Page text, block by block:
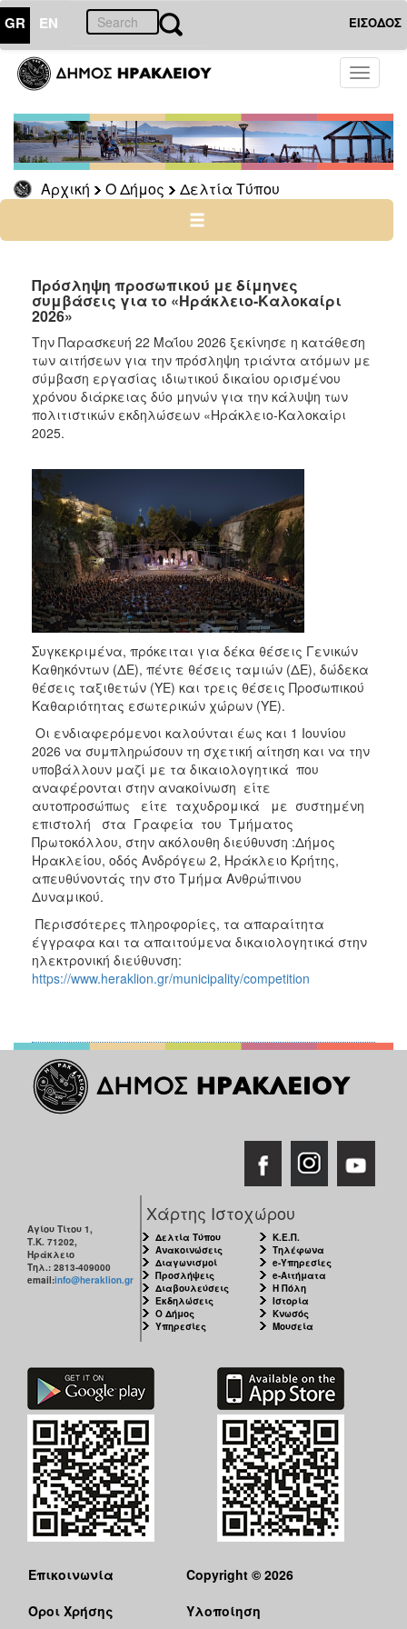
GR EN ΕΙΣΟΔΟΣ
Toggle
Αρχική Ο Δήμος Δελτία Τύπου
ΔΗΜΟΣ
Δελτία
Τύπου
Αρχείο
ΠΟΛΙΤΙΣΜΟΣ
ΑΝΘΕΚΤΙΚΗ
ΠΟΛΗ
Πρόσληψη προσωπικού με δίμηνες
συμβάσεις για το «Ηράκλειο-Καλοκαίρι
2026»
Την Παρασκευή 22 Μαΐου 2026 ξεκίνησε η κατάθεση
των αιτήσεων για την πρόσληψη τριάντα ατόμων με
σύμβαση εργασίας ιδιωτικού δικαίου ορισμένου
χρόνου διάρκειας δύο μηνών για την κάλυψη των
πολιτιστικών εκδηλώσεων «Ηράκλειο-Καλοκαίρι
2025.
Συγκεκριμένα, πρόκειται για δέκα θέσεις Γενικών
Καθηκόντων (ΔΕ), πέντε θέσεις ταμιών (ΔΕ), δώδεκα
θέσεις ταξιθετών (ΥΕ) και τρεις θέσεις Προσωπικού
Καθαριότητας εσωτερικών χώρων (ΥΕ).
Οι ενδιαφερόμενοι καλούνται έως και 1 Ιουνίου
2026 να συμπληρώσουν τη σχετική αίτηση και να την
υποβάλλουν μαζί με τα δικαιολογητικά που
αναφέρονται στην ανακοίνωση είτε
αυτοπροσώπως είτε ταχυδρομικά με συστημένη
επιστολή στα Γραφεία του Τμήματος
Πρωτοκόλλου, στην ακόλουθη διεύθυνση :Δήμος
Ηρακλείου, οδός Ανδρόγεω 2, Ηράκλειο Κρήτης,
απευθύνοντάς την στο Τμήμα Ανθρώπινου
Δυναμικού.
Περισσότερες πληροφορίες, τα απαραίτητα
έγγραφα και τα απαιτούμενα δικαιολογητικά στην
ηλεκτρονική διεύθυνση:
https://www.heraklion.gr/municipality/competition
Αγίου Τίτου 1,
Τ.Κ. 71202,
Ηράκλειο
Τηλ.: 2813-409000
email:info@heraklion.gr
Χάρτης Ιστοχώρου
Δελτία Τύπου
Ανακοινώσεις
Διαγωνισμοί
Προσλήψεις
Διαβουλεύσεις
Εκδηλώσεις
Ο Δήμος
Υπηρεσίες
Κ.Ε.Π.
Τηλέφωνα
e-Υπηρεσίες
e-Αιτήματα
Η Πόλη
Ιστορία
Κνωσός
Μουσεία
Επικοινωνία
Όροι Χρήσης
Copyright © 2026
Υλοποίηση